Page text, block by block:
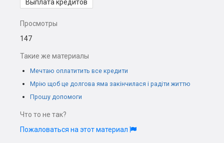
Выплата кредитов
Просмотры
147
Такие же материалы
Мечтаю оплатитить все кредити
Мрію щоб це долгова яма закінчилася і радіти життю
Прошу допомоги
Что то не так?
Пожаловаться на этот материал